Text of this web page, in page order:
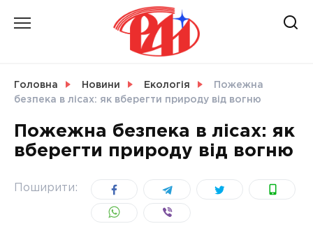
УКРАЇНА
Головна Новини Екологія
Пожежна
безпека в лісах: як вберегти природу від вогню
Пожежна безпека в лісах: як
вберегти природу від вогню
Поширити: